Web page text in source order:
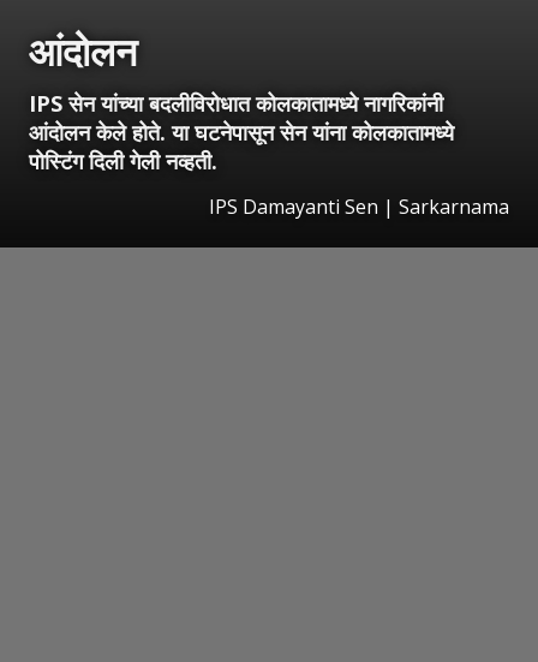
आंदोलन
IPS सेन यांच्या बदलीविरोधात कोलकातामध्ये नागरिकांनी
आंदोलन केले होते. या घटनेपासून सेन यांना कोलकातामध्ये
पोस्टिंग दिली गेली नव्हती.
IPS Damayanti Sen | Sarkarnama